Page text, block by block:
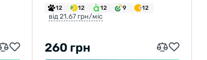
12 12 12 9 12
від 21.67 грн/міс
260 грн